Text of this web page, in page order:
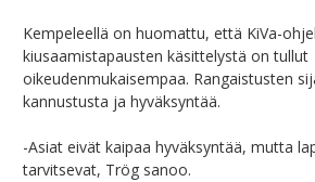
Kempeleellä on huomattu, että KiVa-
kiusaamistapausten käsittelystä on tullut
oikeudenmukaisempaa. Rangaistusten
kannustusta ja hyväksyntää.
-Asiat eivät kaipaa hyväksyntää, mutta
tarvitsevat, Trög sanoo.